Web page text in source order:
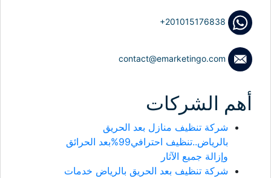
+201015176838
contact@emarketingo.com
أهم الشركات
شركة تنظيف منازل بعد الحريق
بالرياض..تنظيف احترافي99%بعد الحرائق
وإزالة جميع الآثار
شركة تنظيف بعد الحريق بالرياض خدمات